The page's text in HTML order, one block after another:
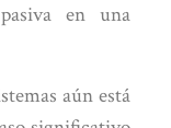
en una
aún está